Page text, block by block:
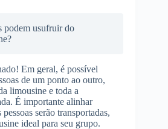
podem usufruir do
Em geral, é possível
de um ponto ao outro,
limousine e toda a
É importante alinhar
serão transportadas,
ideal para seu grupo.